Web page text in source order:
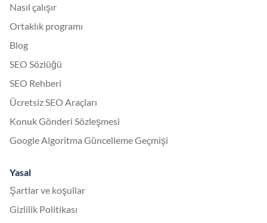
Nasıl çalışır
Ortaklık programı
Blog
SEO Sözlüğü
SEO Rehberi
Ücretsiz SEO Araçları
Konuk Gönderi Sözleşmesi
Google Algoritma Güncelleme Geçmişi
Yasal
Şartlar ve koşullar
Gizlilik Politikası